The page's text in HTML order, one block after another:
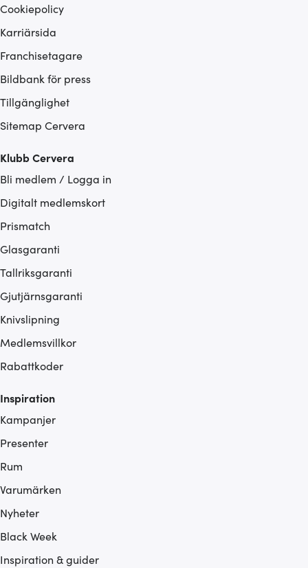
Cookiepolicy
Karriärsida
Franchisetagare
Bildbank för press
Tillgänglighet
Sitemap Cervera
Klubb Cervera
Bli medlem / Logga in
Digitalt medlemskort
Prismatch
Glasgaranti
Tallriksgaranti
Gjutjärnsgaranti
Knivslipning
Medlemsvillkor
Rabattkoder
Inspiration
Kampanjer
Presenter
Rum
Varumärken
Nyheter
Black Week
Inspiration & guider